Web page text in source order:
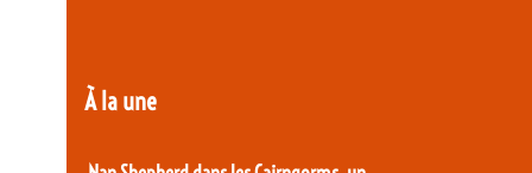
À la une